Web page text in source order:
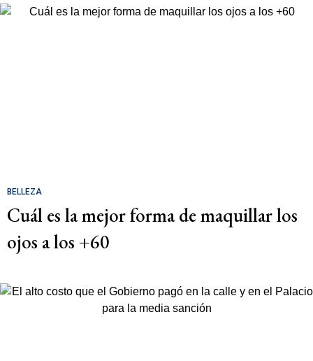
BELLEZA
Cuál es la mejor forma de maquillar los
ojos a los +60